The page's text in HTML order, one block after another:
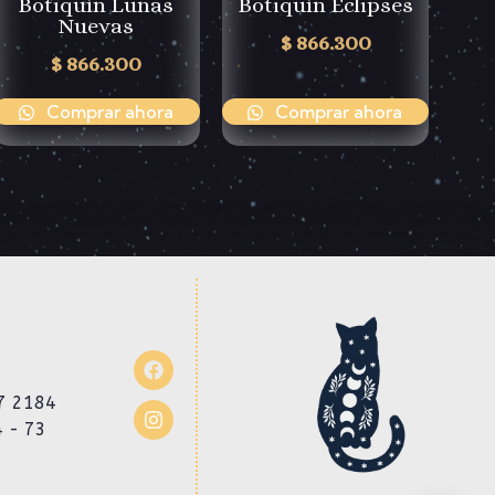
Botiquín Lunas
Nuevas
$ 866.300
Comprar ahora
Botiquín Eclipses
$866.300
Comprar ahora
2184
- 73